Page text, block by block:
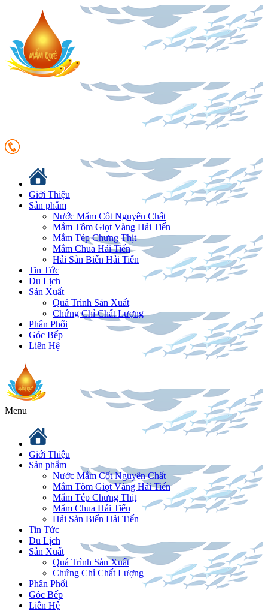
Giới Thiệu
Sản phẩm
Nước Mắm Cốt Nguyên Chất
Mắm Tôm Giọt Vàng Hải Tiến
Mắm Tép Chưng Thịt
Mắm Chua Hải Tiến
Hải Sản Biển Hải Tiến
Tin Tức
Du Lịch
Sản Xuất
Quá Trình Sản Xuất
Chứng Chỉ Chất Lượng
Phân Phối
Góc Bếp
Liên Hệ
Menu
Giới Thiệu
Sản phẩm
Nước Mắm Cốt Nguyên Chất
Mắm Tôm Giọt Vàng Hải Tiến
Mắm Tép Chưng Thịt
Mắm Chua Hải Tiến
Hải Sản Biển Hải Tiến
Tin Tức
Du Lịch
Sản Xuất
Quá Trình Sản Xuất
Chứng Chỉ Chất Lượng
Phân Phối
Góc Bếp
Liên Hệ